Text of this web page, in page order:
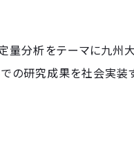
量分析をテーマに九州
の研究成果を社会実装